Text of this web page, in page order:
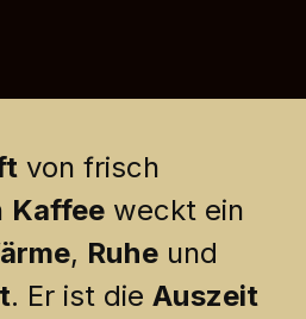
von frisch
Kaffee weckt ein
, Ruhe und
. Er ist die Auszeit